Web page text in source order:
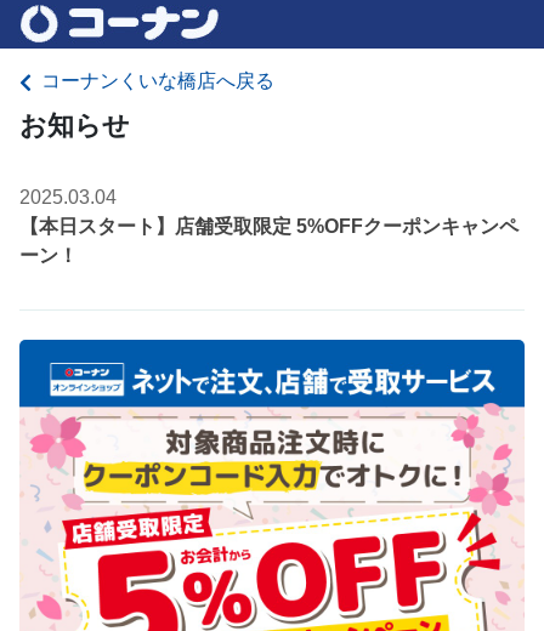
コーナンくいな橋店へ戻る
お知らせ
2025.03.04
【本日スタート】店舗受取限定 5%OFFクーポンキャンペ
ーン！